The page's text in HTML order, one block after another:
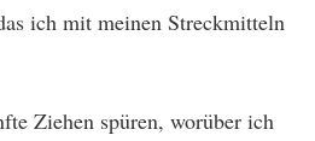
ich mit meinen Streckmitteln
Ziehen spüren, worüber ich